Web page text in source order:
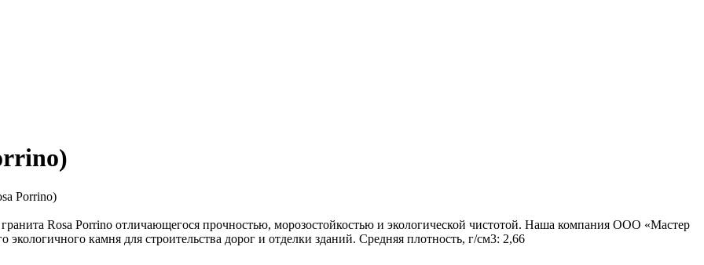
Rosa Porrino отличающегося прочностью, морозостойкостью и экологической чистотой. Наша компания ООО «Мастер
камня для строительства дорог и отделки зданий. Средняя плотность, г/см3: 2,66